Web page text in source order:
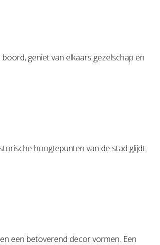
geniet van elkaars gezelschap en
hoogtepunten van de stad glijdt.
een betoverend decor vormen. Een